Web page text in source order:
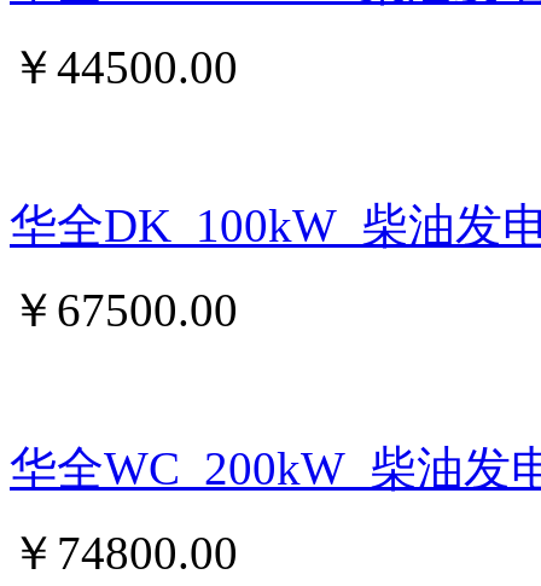
￥44500.00
华全DK_100kW_柴油发
￥ 67500.00
华全WC_200kW_柴油发
￥ 74800.00